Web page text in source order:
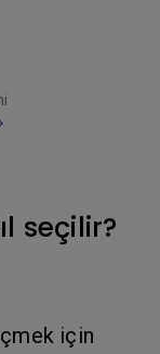
seçilir?
için